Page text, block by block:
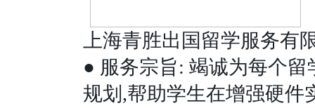
上海青胜出国留学服务有
● 服务宗旨: 竭诚为每个留
规划 ,帮助学生在增强硬件